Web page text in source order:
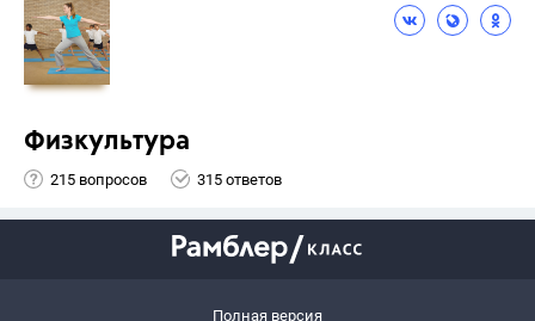
Физкультура
215 вопросов 315 ответов
Полная версия